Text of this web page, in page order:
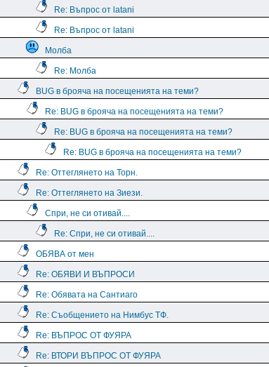
Re: Въпрос от latani
Re: Въпрос от latani
Молба
Re: Молба
BUG в брояча на посещенията на теми?
Re: BUG в брояча на посещенията на теми?
Re: BUG в брояча на посещенията на теми?
Re: BUG в брояча на посещенията на теми?
Re: Оттеглянето на Торн.
Re: Оттеглянето на Зиези.
Спри, не си отивай....
Re: Спри, не си отивай....
ОБЯВА от мен
Re: ОБЯВИ И ВЪПРОСИ
Re: Обявата на Сантиаго
Re: Съобщението на Нимбус ТФ.
Re: ВЪПРОС ОТ ФУЯРА
Re: ВТОРИ ВЪПРОС ОТ ФУЯРА